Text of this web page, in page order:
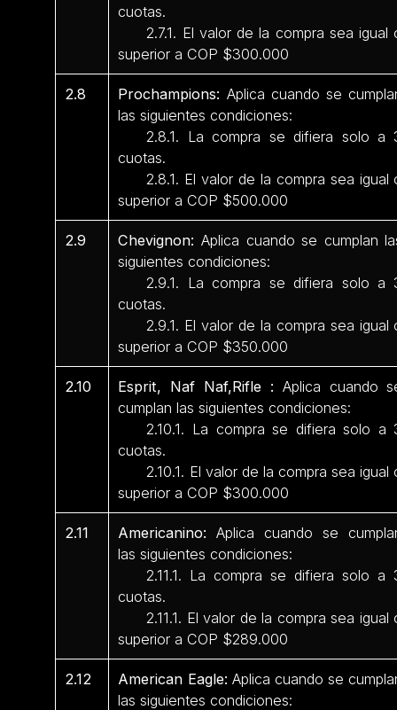
cuotas.
2.7.1. El valor de la compra sea igual
superior a COP $300.000
2.8 Prochampions: Aplica cuando se
las siguientes condiciones:
2.8.1. La compra se difiera solo a
cuotas.
2.8.1. El valor de la compra sea igual
superior a COP $500.000
2.9 Chevignon: Aplica cuando se cumplan
siguientes condiciones:
2.9.1. La compra se difiera solo a
cuotas.
2.9.1. El valor de la compra sea igual
superior a COP $350.000
2.10 Esprit, Naf Naf,Rifle : Aplica cuando
cumplan las siguientes condiciones:
2.10.1. La compra se difiera solo a
cuotas.
2.10.1. El valor de la compra sea igual
superior a COP $300.000
2.11 Americanino: Aplica cuando se
las siguientes condiciones:
2.11.1. La compra se difiera solo a
cuotas.
2.11.1. El valor de la compra sea igual
superior a COP $289.000
2.12 American Eagle: Aplica cuando se
las siguientes condiciones: